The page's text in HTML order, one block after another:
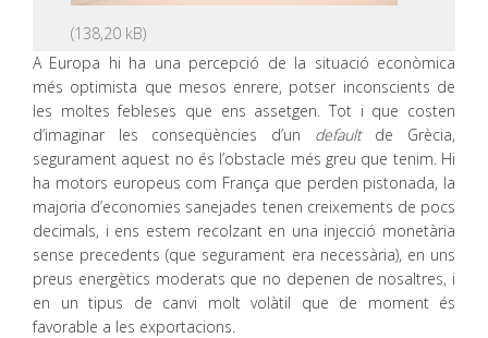
A Europa hi ha una percepció de la situació econòmica
més optimista que mesos enrere, potser inconscients de
les moltes febleses que ens assetgen. Tot i que costen
d’imaginar les conseqüències d’un defaultde Grècia,
segurament aquest no és l’obstacle més greu que tenim. Hi
ha motors europeus com França que perden pistonada, la
majoria d’economies sanejades tenen creixements de pocs
decimals, i ens estem recolzant en una injecció monetària
sense precedents (que segurament era necessària), en uns
preus energètics moderats que no depenen de nosaltres, i
en un tipus de canvi molt volàtil que de moment és
favorable a les exportacions.